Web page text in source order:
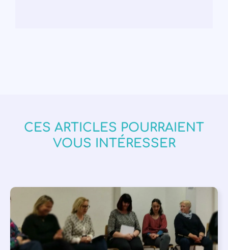
CES ARTICLES POURRAIENT
VOUS INTÉRESSER
APPEL À SOUTIEN , VIE DE L'ASSOCIATION